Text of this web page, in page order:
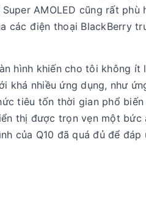
AMOLED cũng rất phù
các điện thoại BlackBerry
hình khiến cho tôi không ít
khá nhiều ứng dụng, như
tiêu tốn thời gian phổ
thị được trọn vẹn một bức
của Q10 đã quá đủ để đáp